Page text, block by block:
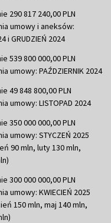
290 817 240,00 PLN
umowy i aneksów:
i GRUDZIEŃ 2024
539 800 000,00 PLN
umowy: PAŹDZIERNIK 2024
49 848 800,00 PLN
umowy: LISTOPAD 2024
350 000 000,00 PLN
umowy: STYCZEŃ 2025
90 mln, luty 130 mln,
300 000 000,00 PLN
umowy: KWIECIEŃ 2025
150 mln, maj 140 mln,